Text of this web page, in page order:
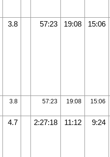
3.8 57:23 19:08 15:06
3.8 57:23 19:08 15:06
4.7 2:27:18 11:12 9:24